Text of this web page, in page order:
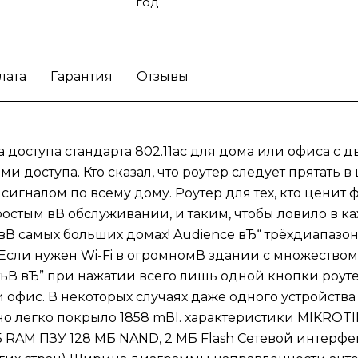
заменить несколько других роутеров вЂ” в
Архитектура ARM (32 бит) ОЗУ 256 МБ
ПЗУ 128 МБ NAND, 2 МБ Flash Сетевой
интерфейс 2х 10/100/1000 Ethernet
мощность До 20 дБм для РФ (до 32 дБм
других стран) Ширина диаграммы
направленности антенны 360В° Питание
входе Jack 12вЂ“57 В DC; Passive PoE
Температура окружающей среды рабочая
+60 ВєС (протестировано) Операционная
система RouterOS Level 4 Производитель
Гарантия Отзывы
доступа стандарта 802.11ac для дома или офиса
доступа. Кто сказал, что роутер следует прятать
по всему дому. Роутер для тех, кто ценит
вВ обслуживании, и таким, чтобы ловило в
самых больших домах! Audience вЂ“
нужен Wi-Fi в огромномВ здании с
вЂ” при нажатии всего лишь одной кнопки
В некоторых случаях даже одного
легко покрыло 1858 mВІ. характеристики
ПЗУ 128 МБ NAND, 2 МБ Flash Сетевой